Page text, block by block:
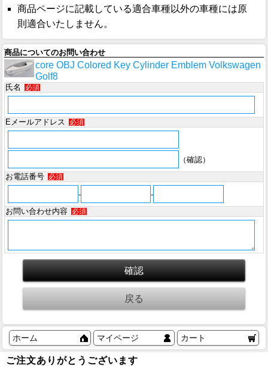
商品ページに記載している適合車種以外の車種には原
則適合いたしません。
商品についてのお問い合わせ
core OBJ Colored Key Cylinder Emblem Volkswagen
Golf8
氏名 必須
Eメールアドレス 必須
（確認）
お電話番号
必須
-
-
お問い合わせ内容
必須
ホーム マイページ カート
ご注文ありがとうございます